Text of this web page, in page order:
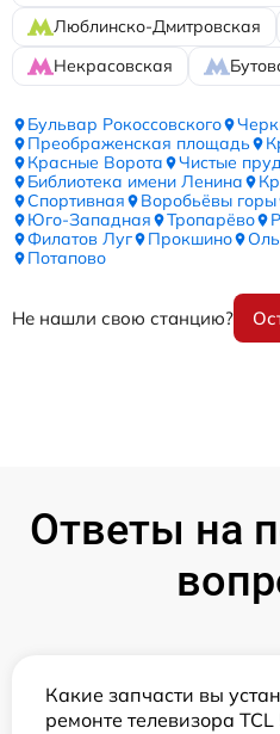
Люблинско-Дмитровская
Некрасовская
Бульвар Рокоссовского
Преображенская площадь
Красные Ворота
Чистые
Библиотека имени Ленина
Спортивная
Воробьёвы горы
Юго-Западная
Тропарёво
Филатов Луг
Прокшино
Потапово
Не нашли свою станцию?
Ответы на
Какие запчасти вы
ремонте телевизора